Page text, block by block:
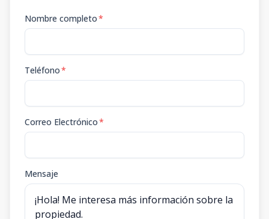
Nombre completo*
Teléfono*
Correo Electrónico*
Mensaje